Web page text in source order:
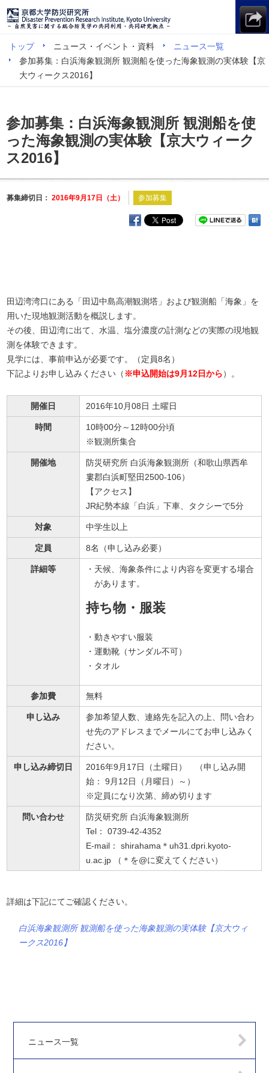
トップ ニュース・イベント・資料
ニュース一覧
参加募集：白浜海象観測所 観測船を使った海象観測の実体験【京
大ウィークス2016】
参加募集：白浜海象観測所 観測船を使
った海象観測の実体験【京大ウィーク
ス2016】
募集締切日：2016年9月17日（土） 参加募集
田辺湾湾口にある「田辺中島高潮観測塔」および観測船「海象」を
用いた現地観測活動を概説します。
その後、田辺湾に出て、水温、塩分濃度の計測などの実際の現地観
測を体験できます。
見学には、事前申込が必要です。（定員8名）
下記よりお申し込みください（ ※申込開始は9月12日から）。
開催日 2016年10月08日 土曜日
時間
10時00分～12時00分頃
※観測所集合
開催地
防災研究所 白浜海象観測所（和歌山県西牟
婁郡白浜町堅田2500-106）
【アクセス】
JR紀勢本線「白浜」下車、タクシーで5分
対象 中学生以上
定員 8名（申し込み必要）
詳細等
天候、海象条件により内容を変更する場合
があります。
持ち物・服装
動きやすい服装
運動靴（サンダル不可）
タオル
参加費 無料
申し込み
参加希望人数、連絡先を記入の上、問い合わ
せ先のアドレスまでメールにてお申し込みく
ださい。
申し込み締切日
2016年9月17日（土曜日） （申し込み開
始： 9月12日（月曜日）～）
※定員になり次第、締め切ります
問い合わせ
防災研究所 白浜海象観測所
Tel： 0739-42-4352
E-mail： shirahama＊uh31.dpri.kyoto-
u.ac.jp （＊を@に変えてください）
詳細は下記にてご確認ください。
白浜海象観測所 観測船を使った海象観測の実体験【京大ウィ
ークス2016】
ニュース一覧